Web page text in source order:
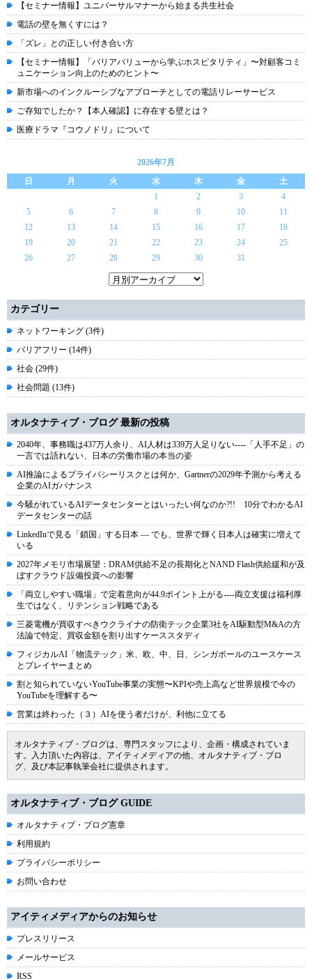
【セミナー情報】ユニバーサルマナーから始まる共生社会
電話の壁を無くすには？
「ズレ」との正しい付き合い方
【セミナー情報】「バリアバリューから学ぶホスピタリティ」〜対顧客コミ
ュニケーション向上のためのヒント〜
新市場へのインクルーシブなアプローチとしての電話リレーサービス
ご存知でしたか？【本人確認】に存在する壁とは？
医療ドラマ『コウノドリ』について
2026年7月
日
月 火 水 木 金
土
1
2 3
4
5
6 7 8 9 10
11
12
13 14 15 16 17
18
19
20 21 22 23 24
25
26
27 28 29 30 31
カテゴリー
ネットワーキング (3件)
バリアフリー (14件)
社会 (29件)
社会問題 (13件)
オルタナティブ・ブログ 最新の投稿
2040年、事務職は437万人余り、AI人材は339万人足りない----「人手不足」の
一言では語れない、日本の労働市場の本当の姿
AI推論によるプライバシーリスクとは何か、Gartnerの2029年予測から考える
企業のAIガバナンス
今騒がれているAIデータセンターとはいったい何なのか?!! 10分でわかるAI
データセンターの話
LinkedInで見る「鎖国」する日本 ― でも、世界で輝く日本人は確実に増えて
いる
2027年メモリ市場展望：DRAM供給不足の長期化とNAND Flash供給緩和が及
ぼすクラウド設備投資への影響
「両立しやすい職場」で定着意向が44.9ポイント上がる----両立支援は福利厚
生ではなく、リテンション戦略である
三菱電機が買収すべきウクライナの防衛テック企業3社をAI駆動型M&Aの方
法論で特定、買収金額を割り出すケーススタディ
フィジカルAI「物流テック」米、欧、中、日、シンガポールのユースケース
とプレイヤーまとめ
割と知られていないYouTube事業の実態〜KPIや売上高など世界規模で今の
YouTubeを理解する〜
営業は終わった（３）AIを使う者だけが、利他に立てる
オルタナティブ・ブログは、専門スタッフにより、企画・構成されていま
す。入力頂いた内容は、アイティメディアの他、オルタナティブ・ブロ
グ、及び本記事執筆会社に提供されます。
オルタナティブ・ブログ GUIDE
オルタナティブ・ブログ憲章
利用規約
プライバシーポリシー
お問い合わせ
アイティメディアからのお知らせ
プレスリリース
メールサービス
RSS